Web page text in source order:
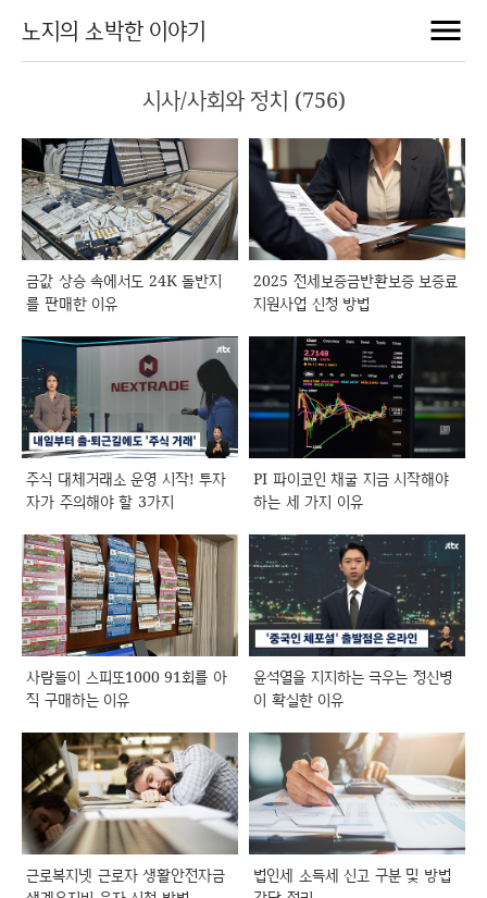
노지의 소박한 이야기
시사/사회와 정치 (756)
금값 상승 속에서도 24K 돌반지
를 판매한 이유
2025 전세보증금반환보증 보증료
지원사업 신청 방법
주식 대체거래소 운영 시작! 투자
자가 주의해야 할 3가지
PI 파이코인 채굴 지금 시작해야
하는 세 가지 이유
사람들이 스피또1000 91회를 아
직 구매하는 이유
윤석열을 지지하는 극우는 정신병
이 확실한 이유
근로복지넷 근로자 생활안전자금
법인세 소득세 신고 구분 및 방법